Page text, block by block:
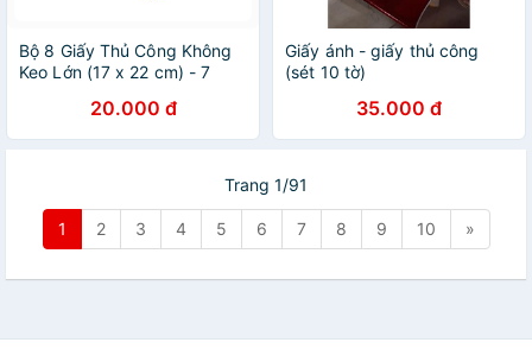
Bộ 8 Giấy Thủ Công Không
Keo Lớn (17 x 22 cm) - 7
20.000 đ
Giấy ánh - giấy thủ công
(sét 10 tờ)
35.000 đ
Trang 1/91
1 2 3 4 5 6 7 8 9 10 »